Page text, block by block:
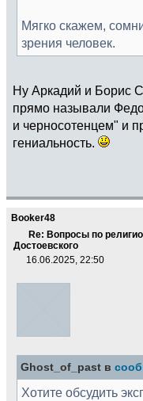
Мягко скажем,
зрения человек.
Ну Аркадий и Борис
прямо называли
и черносотенцем" и
гениальность.
Booker48
Re: Вопросы по
Достоевского
16.06.2025, 22:50
Ghost_of_past в
Хотите обсудить